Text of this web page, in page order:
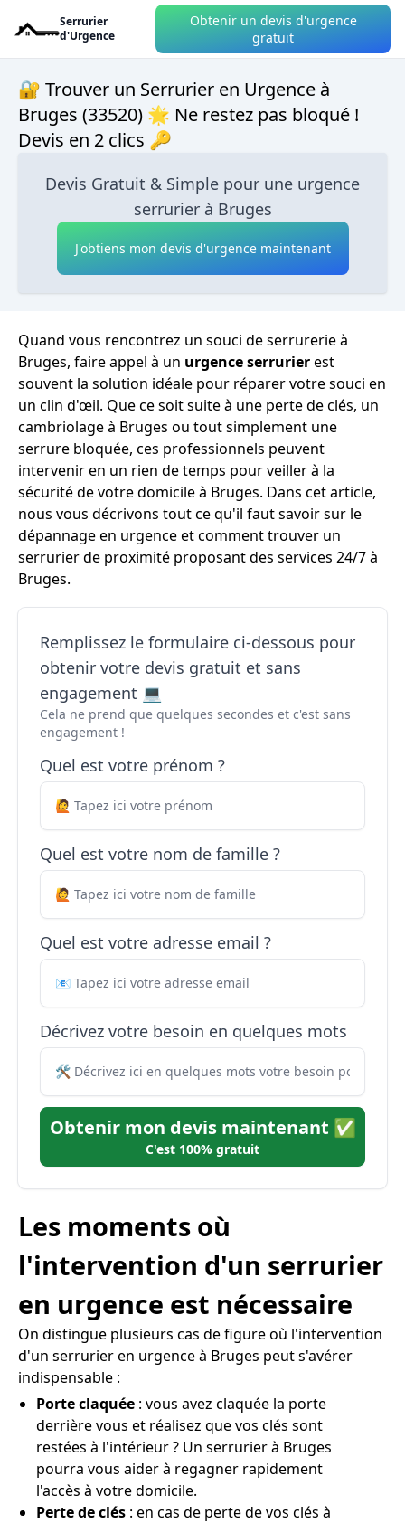
Serrurier
d'Urgence
Obtenir un devis d'urgence
gratuit
🔐 Trouver un Serrurier en Urgence à
Bruges (33520) 🌟 Ne restez pas bloqué !
Devis en 2 clics 🔑
Devis Gratuit & Simple pour une urgence
serrurier à Bruges
J'obtiens mon devis d'urgence maintenant
Quand vous rencontrez un souci de serrurerie à
Bruges, faire appel à un urgence serrurierest
souvent la solution idéale pour réparer votre souci en
un clin d'œil. Que ce soit suite à une perte de clés, un
cambriolage à Bruges ou tout simplement une
serrure bloquée, ces professionnels peuvent
intervenir en un rien de temps pour veiller à la
sécurité de votre domicile à Bruges. Dans cet article,
nous vous décrivons tout ce qu'il faut savoir sur le
dépannage en urgence et comment trouver un
serrurier de proximité proposant des services 24/7 à
Bruges.
Remplissez le formulaire ci-dessous pour
obtenir votre devis gratuit et sans
engagement 💻
Cela ne prend que quelques secondes et c'est sans
engagement !
Quel est votre prénom ?
Quel est votre nom de famille ?
Quel est votre adresse email ?
Décrivez votre besoin en quelques mots
Obtenir mon devis maintenant ✅
C'est 100% gratuit
Les moments où
l'intervention d'un serrurier
en urgence est nécessaire
On distingue plusieurs cas de figure où l'intervention
d'un serrurier en urgence à Bruges peut s'avérer
indispensable :
Porte claquée : vous avez claquée la porte
derrière vous et réalisez que vos clés sont
restées à l'intérieur ? Un serrurier à Bruges
pourra vous aider à regagner rapidement
l'accès à votre domicile.
Perte de clés : en cas de perte de vos clés à